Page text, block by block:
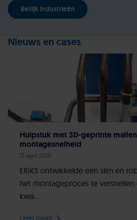
Bekijk industrieën
Nieuws en cases
Hulpstuk met 3D-geprinte
montagesnelheid
15 april 2026
ERIKS ontwikkelde een slim en
het montageproces te
kwa...
Lees meer